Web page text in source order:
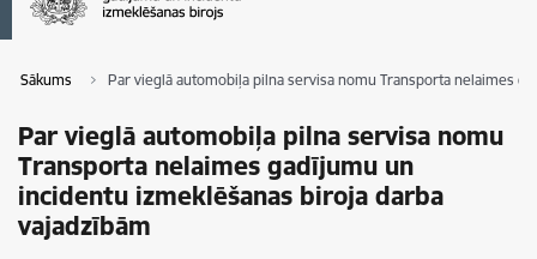
Sākums Par vieglā automobiļa pilna servisa nomu Transporta nelaimes
Par vieglā automobiļa pilna servisa nomu
Transporta nelaimes gadījumu un
incidentu izmeklēšanas biroja darba
vajadzībām